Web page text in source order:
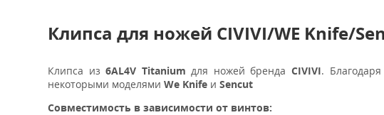
Клипса для ножей CIVIVI/WE Knife/
Клипса из6AL4V Titanium для ножей брендаCIVIVI.
некоторыми моделями We Knife и Sencut
Совместимость в зависимости от винтов: